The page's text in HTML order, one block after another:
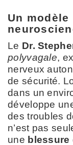
Un
Le Dr.
polyvagale,
nerveux
de sécurité.
dans un
développe
des troubles
n’est pas
une blessure